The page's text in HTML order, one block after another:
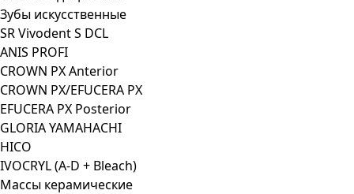
Зубы искусственные
SR Vivodent S DCL
ANIS PROFI
CROWN PX Anterior
CROWN PX/EFUCERA PX
EFUCERA PX Posterior
GLORIA YAMAHACHI
HICO
IVOCRYL (A-D + Bleach)
Массы керамические